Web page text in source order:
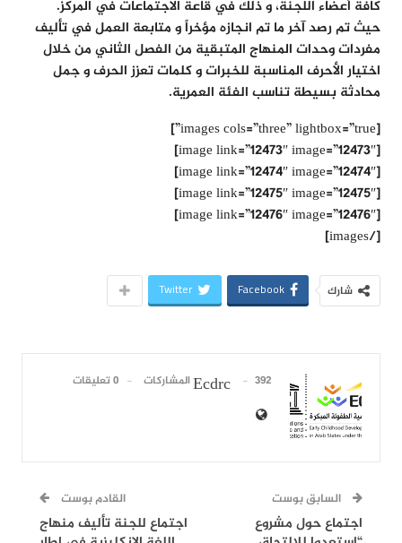
كافة أعضاء اللجنة، و ذلك في قاعة الاجتماعات في المركز.
حيث تم رصد آخر ما تم انجازه مؤخراً و متابعة العمل في تأليف
مفردات وحدات المنهاج المتبقية من الفصل الثاني من خلال
اختيار الأحرف المناسبة للخبرات و كلمات تعزز الحرف و جمل
محادثة بسيطة تناسب الفئة العمرية.
[images cols=”three” lightbox=”true”]
[image link=”12473″ image=”12473″]
[image link=”12474″ image=”12474″]
[image link=”12475″ image=”12475″]
[image link=”12476″ image=”12476″]
[/images]
شارك Facebook
Twitter
Ecdrc 392 المشاركات 0 تعليقات
السابق بوست
اجتماع حول مشروع
القادم بوست
اجتماع للجنة تأليف منهاج